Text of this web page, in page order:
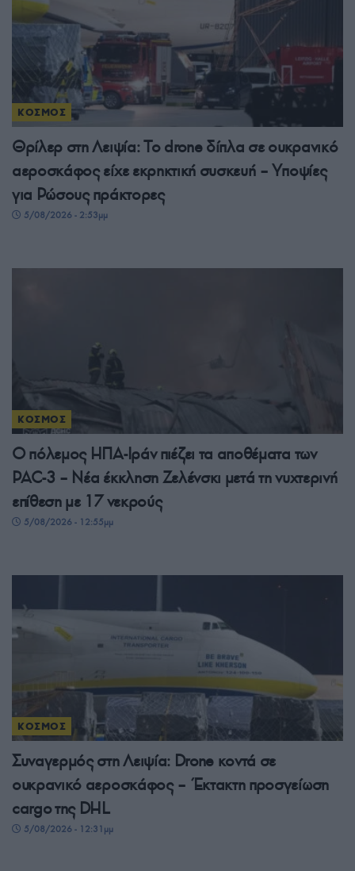
ΚΟΣΜΟΣ
Θρίλερ στη Λειψία: Το drone δίπλα σε ουκρανικό
αεροσκάφος είχε εκρηκτική συσκευή – Υποψίες
για Ρώσους πράκτορες
5/08/2026 - 2:53μμ
ΚΟΣΜΟΣ
Ο πόλεμος ΗΠΑ-Ιράν πιέζει τα αποθέματα των
PAC-3 – Νέα έκκληση Ζελένσκι μετά τη νυχτερινή
επίθεση με 17 νεκρούς
5/08/2026 - 12:55μμ
ΚΟΣΜΟΣ
Συναγερμός στη Λειψία: Drone κοντά σε
ουκρανικό αεροσκάφος – Έκτακτη προσγείωση
cargo της DHL
5/08/2026 - 12:31μμ